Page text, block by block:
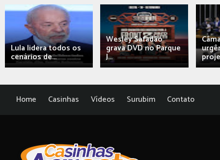
Lula lidera todos os
cenários de...
Wesley Safadão
grava DVD no Parque
J...
Home Casinhas Vídeos Surubim Contato